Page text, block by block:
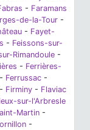
- Faramans
de-la-Tour -
- Fayet-
- Feissons-sur-
Rimandoule -
- Ferrières-
- Ferrussac -
- Firminy - Flaviac
sur-l'Arbresle
Martin -
-